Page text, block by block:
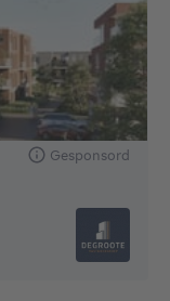
Gesponsord